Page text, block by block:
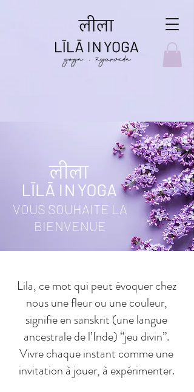
VOUS SOUHAITE LA
BIENVENUE
Lila, ce mot qui peut évoquer chez
nous une fleur ou une couleur,
signifie en sanskrit (une langue
ancestrale de l’Inde) “jeu divin”.
Vivre chaque instant comme une
invitation à jouer, à expérimenter.